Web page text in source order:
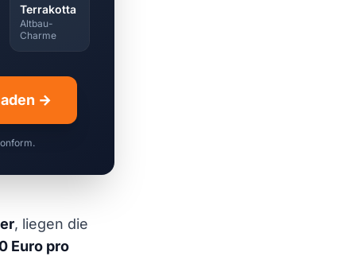
Terrakotta
Altbau-
Charme
→
, liegen die
Euro pro